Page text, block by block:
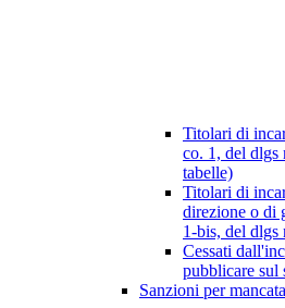
Titolari di
co. 1, del dlgs
tabelle)
Titolari di
direzione o di
1-bis, del dlgs
Cessati
pubblicare sul
Sanzioni per